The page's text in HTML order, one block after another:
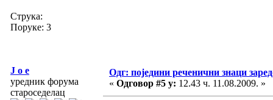
Струка:
Поруке: 3
J o e
уредник форума
староседелац
Одг: поједини реченични знаци
« Одговор #5 у: 12.43 ч. 11.08.2009. »